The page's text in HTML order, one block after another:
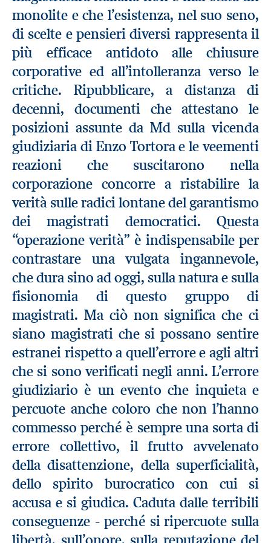
monolite e che l’esistenza, nel suo seno,
di scelte e pensieri diversi rappresenta il
più efficace antidoto alle chiusure
corporative ed all’intolleranza verso le
critiche. Ripubblicare, a distanza di
decenni, documenti che attestano le
posizioni assunte da Md sulla vicenda
giudiziaria di Enzo Tortora e le veementi
reazioni che suscitarono nella
corporazione concorre a ristabilire la
verità sulle radici lontane del garantismo
dei magistrati democratici. Questa
“operazione verità” è indispensabile per
contrastare una vulgata ingannevole,
che dura sino ad oggi, sulla natura e sulla
fisionomia di questo gruppo di
magistrati. Ma ciò non significa che ci
siano magistrati che si possano sentire
estranei rispetto a quell’errore e agli altri
che si sono verificati negli anni. L’errore
giudiziario è un evento che inquieta e
percuote anche coloro che non l’hanno
commesso perché è sempre una sorta di
errore collettivo, il frutto avvelenato
della disattenzione, della superficialità,
dello spirito burocratico con cui si
accusa e si giudica. Caduta dalle terribili
conseguenze - perché si ripercuote sulla